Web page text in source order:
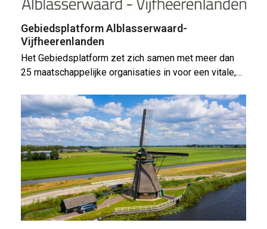
Gebiedsplatform Alblasserwaard-
Vijfheerenlanden
Het Gebiedsplatform zet zich samen met meer dan
25 maatschappelijke organisaties in voor een vitale,…